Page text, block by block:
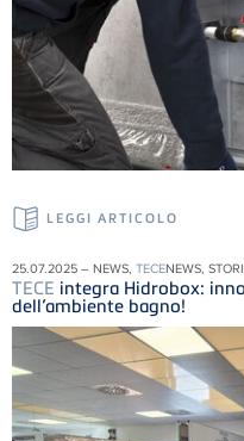
LEGGI ARTICOLO
25.07.2025 – NEWS, TECENEWS,
TECE integra Hidrobox:
dell’ambiente bagno!